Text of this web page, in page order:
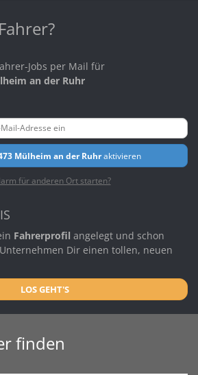
Jobs per Mail für
an der Ruhr
Mülheim an der Ruhraktivieren
für anderen Ort starten?
Fahrerprofil angelegt und schon
Dir einen tollen, neuen
LOS GEHT'S
finden